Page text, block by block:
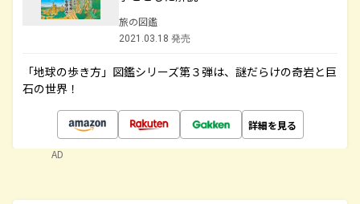
旅の図鑑
2021.03.18 発売
「地球の歩き方」図鑑シリーズ第３弾は、謎だらけの奇岩と巨
石の世界！
詳細を見る
AD